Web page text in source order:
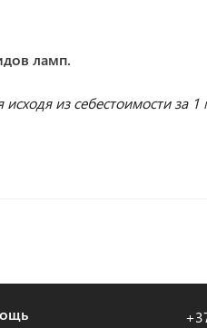
ламп.
исходя из себестоимости за